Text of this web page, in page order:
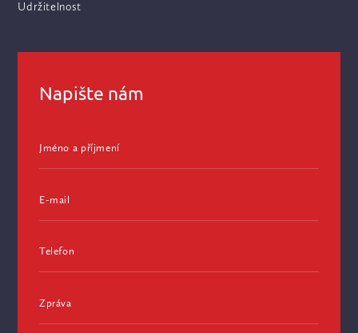
Udržitelnost
Napište nám
Jméno a příjmení
E-mail
Telefon
Zpráva